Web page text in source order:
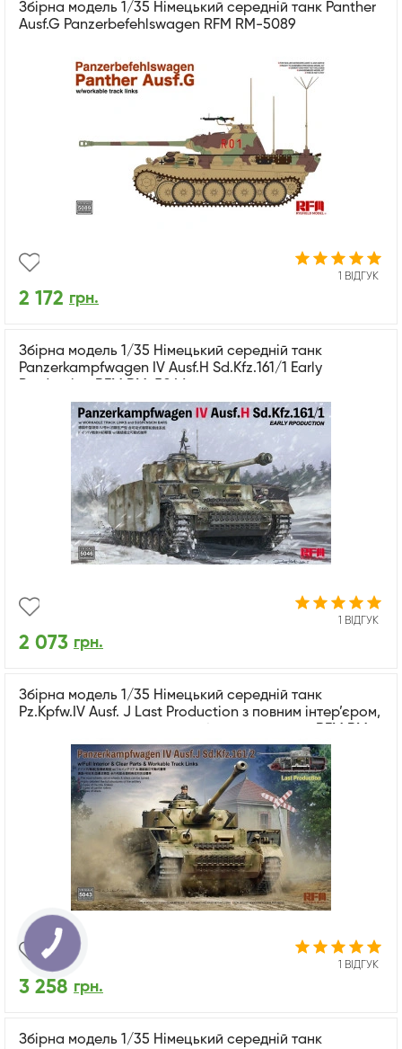
Збірна модель 1/35 Німецький середній танк Panther
Ausf.G Panzerbefehlswagen RFM RM-5089
1 ВІДГУК
2 172 грн.
Збірна модель 1/35 Німецький середній танк
Panzerkampfwagen IV Ausf.H Sd.Kfz.161/1 Early
1 ВІДГУК
2 073 грн.
Збірна модель 1/35 Німецький середній танк
Pz.Kpfw.IV Ausf. J Last Production з повним інтер’єром,
1 ВІДГУК
3 258 грн.
Збірна модель 1/35 Німецький середній танк